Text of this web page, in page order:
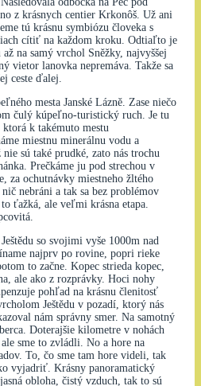
z krásnych centier Krkonôš. Už ani
tú krásnu symbiózu človeka s
cítiť na každom kroku. Odtiaľto je
na samý vrchol Sněžky, najvyššej
vietor lanovka nepremáva. Takže sa
ceste ďalej.
mesta Janské Lázně. Zase niečo
čulý kúpeľno-turistický ruch. Je tu
ktorá k takémuto mestu
miestnu minerálnu vodu a
sú také prudké, zato nás trochu
Prečkáme ju pod strechou v
za ochutnávky miestneho žltého
nebráni a tak sa bez problémov
ťažká, ale veľmi krásna etapa.
so svojimi vyše 1000m nad
najprv po rovine, popri rieke
to začne. Kopec strieda kopec,
ale ako z rozprávky. Hoci nohy
pohľad na krásnu členitosť
Ještědu v pozadí, ktorý nás
nám správny smer. Na samotný
Doterajšie kilometre v nohách
sme to zvládli. No a hore na
To, čo sme tam hore videli, tak
vyjadriť. Krásny panoramatický
obloha, čistý vzduch, tak to sú